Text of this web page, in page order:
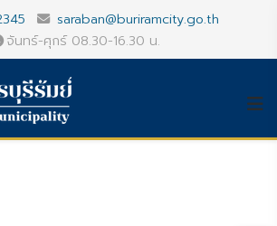
saraban@buriramcity.go.th
จันทร์-ศุกร์ 08.30-16.30 น.